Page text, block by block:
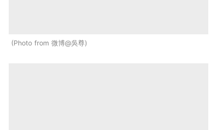
Photo from 微博@吳尊